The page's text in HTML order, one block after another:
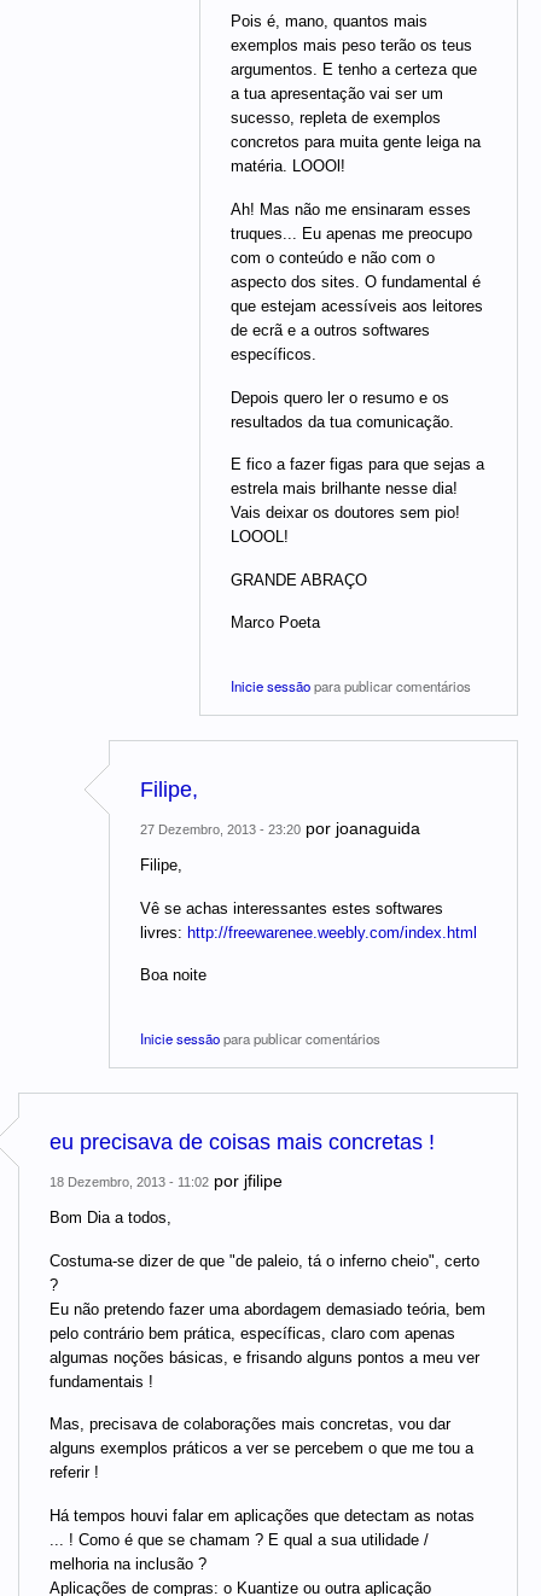
Pois é, mano, quantos mais
exemplos mais peso terão os teus
argumentos. E tenho a certeza que
a tua apresentação vai ser um
sucesso, repleta de exemplos
concretos para muita gente leiga na
matéria. LOOOl!
Ah! Mas não me ensinaram esses
truques... Eu apenas me preocupo
com o conteúdo e não com o
aspecto dos sites. O fundamental é
que estejam acessíveis aos leitores
de ecrã e a outros softwares
específicos.
Depois quero ler o resumo e os
resultados da tua comunicação.
E fico a fazer figas para que sejas a
estrela mais brilhante nesse dia!
Vais deixar os doutores sem pio!
LOOOL!
GRANDE ABRAÇO
Marco Poeta
Inicie sessãopara publicar comentários
Filipe,
27 Dezembro, 2013 - 23:20 por joanaguida
Filipe,
Vê se achas interessantes estes softwares
livres: http://freewarenee.weebly.com/index.html
Boa noite
Inicie sessãopara publicar comentários
eu precisava de coisas mais concretas !
18 Dezembro, 2013 - 11:02 por jfilipe
Bom Dia a todos,
Costuma-se dizer de que "de paleio, tá o inferno cheio", certo
?
Eu não pretendo fazer uma abordagem demasiado teória, bem
pelo contrário bem prática, específicas, claro com apenas
algumas noções básicas, e frisando alguns pontos a meu ver
fundamentais !
Mas, precisava de colaborações mais concretas, vou dar
alguns exemplos práticos a ver se percebem o que me tou a
referir !
Há tempos houvi falar em aplicações que detectam as notas
... ! Como é que se chamam ? E qual a sua utilidade /
melhoria na inclusão ?
Aplicações de compras: o Kuantize ou outra aplicação